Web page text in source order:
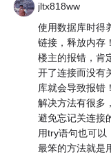
jltx818ww
使用数据库时得
链接，释放内存！
楼主的报错，肯
开了连接而没有
库就会导致报错！
解决方法有很多
避免忘记关连接
用try语句也可以
最笨的方法就是